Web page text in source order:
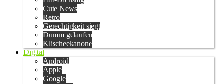
Cute News
Retro
Gerechtigkeit siegt
Dumm gelaufen
Klischeekanone
Digital
Android
Apple
Google